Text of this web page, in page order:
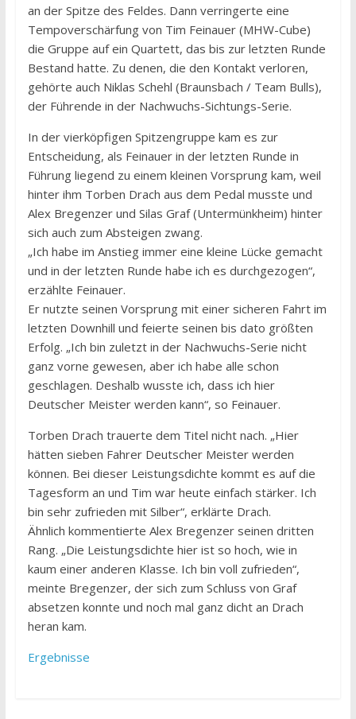
an der Spitze des Feldes. Dann verringerte eine
Tempoverschärfung von Tim Feinauer (MHW-Cube)
die Gruppe auf ein Quartett, das bis zur letzten Runde
Bestand hatte. Zu denen, die den Kontakt verloren,
gehörte auch Niklas Schehl (Braunsbach / Team Bulls),
der Führende in der Nachwuchs-Sichtungs-Serie.
In der vierköpfigen Spitzengruppe kam es zur
Entscheidung, als Feinauer in der letzten Runde in
Führung liegend zu einem kleinen Vorsprung kam, weil
hinter ihm Torben Drach aus dem Pedal musste und
Alex Bregenzer und Silas Graf (Untermünkheim) hinter
sich auch zum Absteigen zwang.
„Ich habe im Anstieg immer eine kleine Lücke gemacht
und in der letzten Runde habe ich es durchgezogen“,
erzählte Feinauer.
Er nutzte seinen Vorsprung mit einer sicheren Fahrt im
letzten Downhill und feierte seinen bis dato größten
Erfolg. „Ich bin zuletzt in der Nachwuchs-Serie nicht
ganz vorne gewesen, aber ich habe alle schon
geschlagen. Deshalb wusste ich, dass ich hier
Deutscher Meister werden kann“, so Feinauer.
Torben Drach trauerte dem Titel nicht nach. „Hier
hätten sieben Fahrer Deutscher Meister werden
können. Bei dieser Leistungsdichte kommt es auf die
Tagesform an und Tim war heute einfach stärker. Ich
bin sehr zufrieden mit Silber“, erklärte Drach.
Ähnlich kommentierte Alex Bregenzer seinen dritten
Rang. „Die Leistungsdichte hier ist so hoch, wie in
kaum einer anderen Klasse. Ich bin voll zufrieden“,
meinte Bregenzer, der sich zum Schluss von Graf
absetzen konnte und noch mal ganz dicht an Drach
heran kam.
Ergebnisse